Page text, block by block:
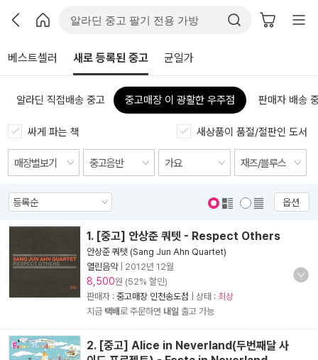
베스트셀러 새로 등록된 중고 균일가
알라딘 직접배송 중고 중고매장 이 광활한 우주점 판매자 배송
싸게 파는 책 새상품이 품절/절판인 도서
옵션
1. [중고] 안상준 쿼텟 - Respect Others
안상준 쿼텟 (Sang Jun Ahn Quartet)
열린음악| 2012년 12월
8,500원 (52% 할인)
판매자 : 중고매장 인천송도점 | 상태 : 최상
지금 택배로 주문하면 내일 출고 가능
2. [중고] Alice in Neverland(두번째달 사